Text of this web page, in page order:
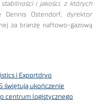
i jakości, z których
Ostendorf, dyrektor
za branżę naftowo-gazową
i Exportdrvo
świętują ukończenie
centrum logistycznego